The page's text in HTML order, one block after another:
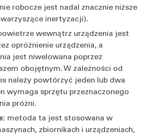
robocze jest nadal znacznie niższe
inertyzacji).
wewnątrz urządzenia jest
opróżnienie urządzenia, a
jest niwelowana poprzez
obojętnym. W zależności od
należy powtórzyć jeden lub dwa
wymaga sprzętu przeznaczonego
próżni.
metoda ta jest stosowana w
zbiornikach i urządzeniach,